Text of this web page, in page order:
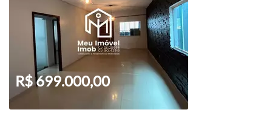
R$ 699.000,00